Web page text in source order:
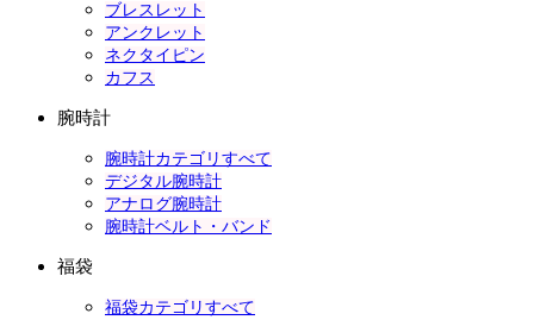
ブレスレット
アンクレット
ネクタイピン
カフス
腕時計
腕時計カテゴリすべて
デジタル腕時計
アナログ腕時計
腕時計ベルト・バンド
福袋
福袋カテゴリすべて